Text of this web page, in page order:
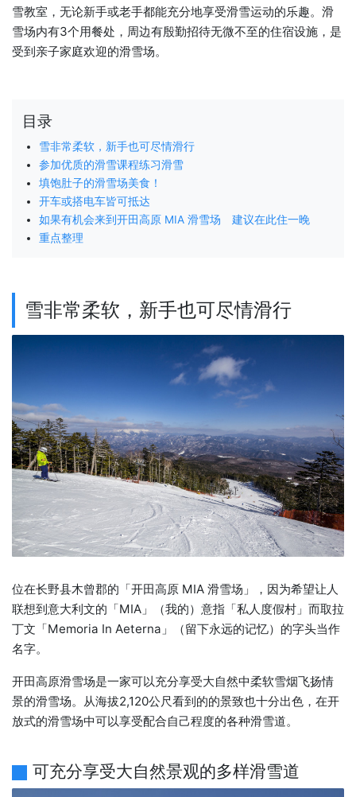
雪教室，无论新手或老手都能充分地享受滑雪运动的乐趣。滑
雪场内有3个用餐处，周边有殷勤招待无微不至的住宿设施，是
受到亲子家庭欢迎的滑雪场。
目录
雪非常柔软，新手也可尽情滑行
参加优质的滑雪课程练习滑雪
填饱肚子的滑雪场美食！
开车或搭电车皆可抵达
如果有机会来到开田高原 MIA 滑雪场 建议在此住一晚
重点整理
雪非常柔软，新手也可尽情滑行
位在长野县木曾郡的「开田高原 MIA 滑雪场」，因为希望让人
联想到意大利文的「MIA」（我的）意指「私人度假村」而取拉
丁文「Memoria In Aeterna」（留下永远的记忆）的字头当作
名字。
开田高原滑雪场是一家可以充分享受大自然中柔软雪烟飞扬情
景的滑雪场。从海拔2,120公尺看到的的景致也十分出色，在开
放式的滑雪场中可以享受配合自己程度的各种滑雪道。
可充分享受大自然景观的多样滑雪道